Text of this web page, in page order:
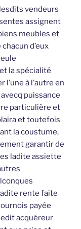
vendeurs
assignent
meubles et
d’eux
la spécialité
à l’autre en
puissance
particulière et
et toutefois
la coustume,
garantir de
ladite assiette
rente faite
payée
acquéreur